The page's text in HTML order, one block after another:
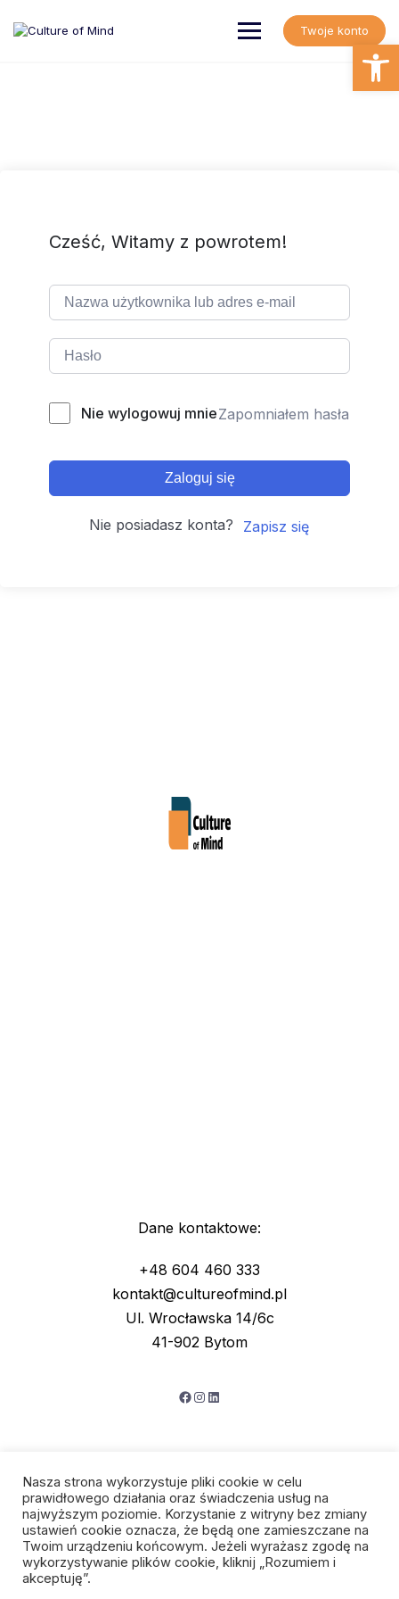
content
Twoje konto
Cześć, Witamy z powrotem!
Nie wylogowuj mnieZapomniałem hasła
Zaloguj się
Nie posiadasz konta? Zapisz się
Dane kontaktowe:
+48 604 460 333
kontakt@cultureofmind.pl
Ul. Wrocławska 14/6c
41-902 Bytom
Facebook
Instagram
LinkedIn
Polityka prywatności
Nasza strona wykorzystuje pliki cookie w celu
prawidłowego działania oraz świadczenia usług na
najwyższym poziomie. Korzystanie z witryny bez zmiany
ustawień cookie oznacza, że będą one zamieszczane na
Twoim urządzeniu końcowym. Jeżeli wyrażasz zgodę na
wykorzystywanie plików cookie, kliknij „Rozumiem i
akceptuję”.